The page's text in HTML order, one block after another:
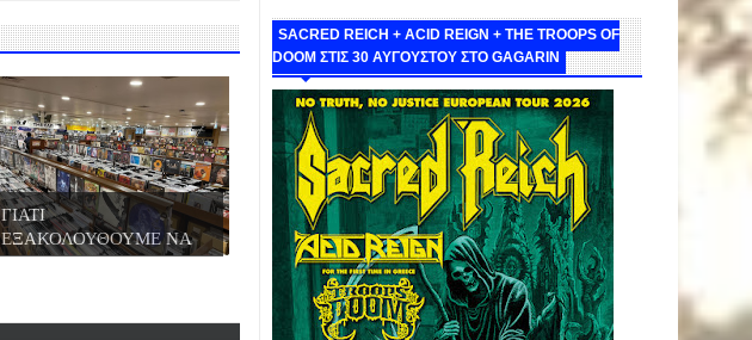
ΓΙΑΤΙ
ΕΞΑΚΟΛΟΥΘΟΥΜΕ ΝΑ
ΑΓΟΡΑΖΟΥΜΕ Β...
SACRED REICH + ACID REIGN + THE TROOPS OF
DOOM ΣΤΙΣ 30 ΑΥΓΟΥΣΤΟΥ ΣΤΟ GAGARIN